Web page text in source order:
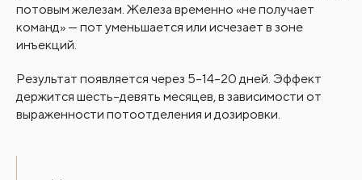
потовым железам. Железа временно «не получает
команд» — пот уменьшается или исчезает в зоне
инъекций.
Результат появляется через 5–14–20 дней. Эффект
держится шесть–девять месяцев, в зависимости от
выраженности потоотделения и дозировки.